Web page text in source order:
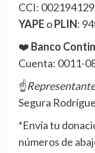
CCI:
YAPE oPLIN:
❤️ Banco
Cuenta: 0011-
☝️
Segura
*Envía tu
números de